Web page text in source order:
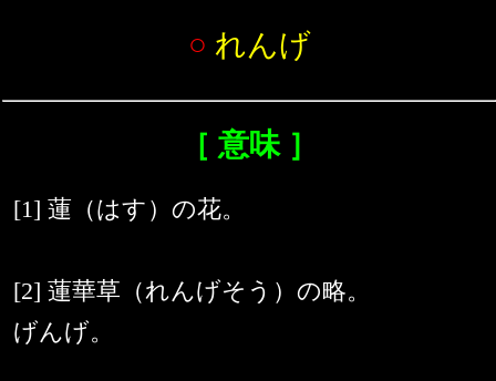
○ れんげ
［ 意味 ］
[1] 蓮（はす）の花。
[2] 蓮華草（れんげそう）の略。
げんげ。